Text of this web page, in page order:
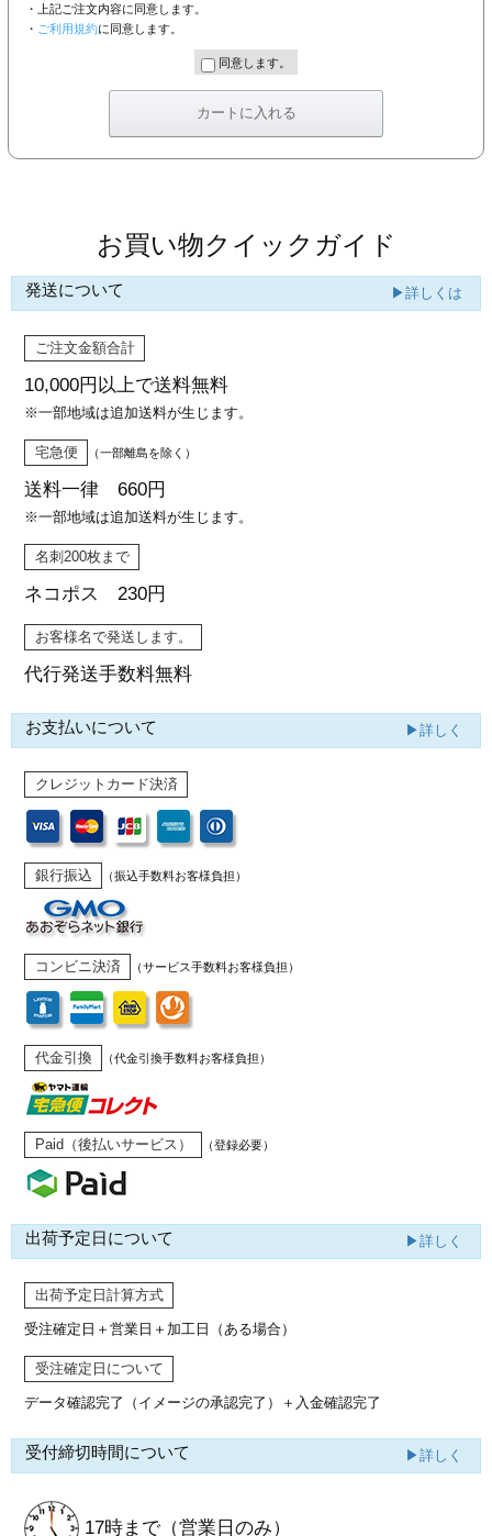
・上記ご注文内容に同意します。
・ ご利用規約に同意します。
同意します。
お買い物クイックガイド
発送について ▶詳しくは
ご注文金額合計
10,000円以上で送料無料
※一部地域は追加送料が生じます。
宅急便 （一部離島を除く）
送料一律 660円
※一部地域は追加送料が生じます。
名刺200枚まで
ネコポス 230円
お客様名で発送します。
代行発送手数料無料
お支払いについて ▶詳しく
クレジットカード決済
銀行振込 （振込手数料お客様負担）
コンビニ決済 （サービス手数料お客様負担）
代金引換 （代金引換手数料お客様負担）
Paid（後払いサービス） （登録必要）
出荷予定日について ▶詳しく
出荷予定日計算方式
受注確定日＋営業日＋加工日（ある場合）
受注確定日について
データ確認完了（イメージの承認完了） ＋入金確認完了
受付締切時間について ▶詳しく
17時まで （営業日のみ）